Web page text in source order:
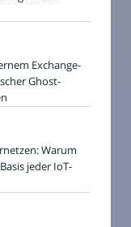
Exchange-
Ghost-
Warum
jeder IoT-